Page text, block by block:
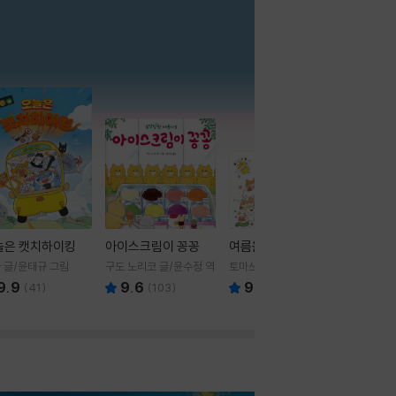
은 캣치하이킹
글/윤태규 그림
(41 )
아이스크림이 꽁꽁
구도 노리코 글/윤수정 역
9.6 (103)
여름을 부탁해
토마쓰리 글그림
9.8